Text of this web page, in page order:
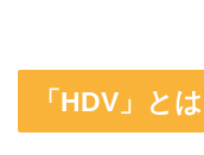
「HDV」とは